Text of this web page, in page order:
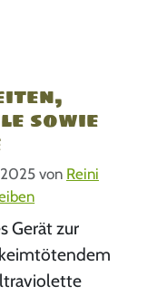
sowie
von Reini
Gerät zur